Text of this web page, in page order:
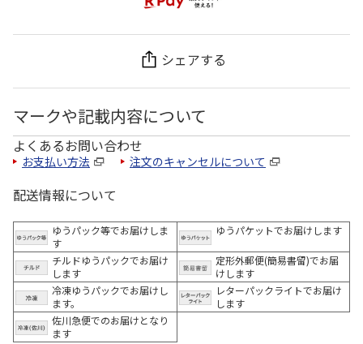
シェアする
マークや記載内容について
よくあるお問い合わせ
お支払い方法 注文のキャンセルについて
配送情報について
ゆうパック等でお届けしま
す
ゆうパケットでお届けします
チルドゆうパックでお届け
します
定形外郵便(簡易書留)でお届
けします
冷凍ゆうパックでお届けし
ます。
レターパックライトでお届け
します
佐川急便でのお届けとなり
ます